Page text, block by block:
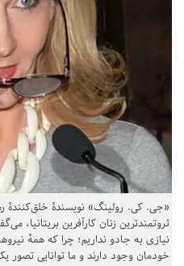
«جی. کی. رولینگ» نویسندهٔ خلق‌کنندهٔ
ثروتمندترین زنان کارآفرین بریتانیا،
نیازی به جادو نداریم؛ چرا که همهٔ
خودمان وجود دارند و ما توانایی تصور